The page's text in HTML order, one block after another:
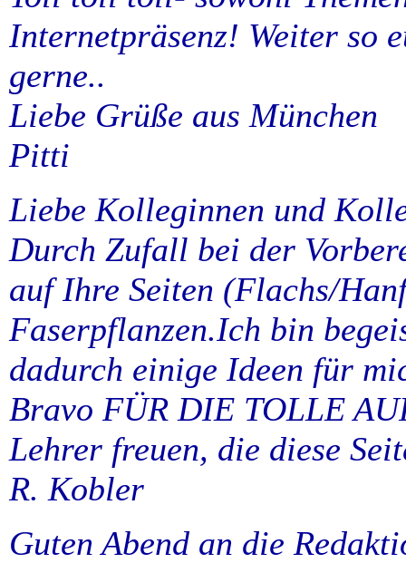
Internetpräsenz! Weiter so
gerne..
Liebe Grüße aus München
Pitti
Liebe Kolleginnen und
Durch Zufall bei der
auf Ihre Seiten (Flachs/
Faserpflanzen.Ich bin
dadurch einige Ideen für
Bravo FÜR DIE TOLLE
Lehrer freuen, die diese
R. Kobler
Guten Abend an die